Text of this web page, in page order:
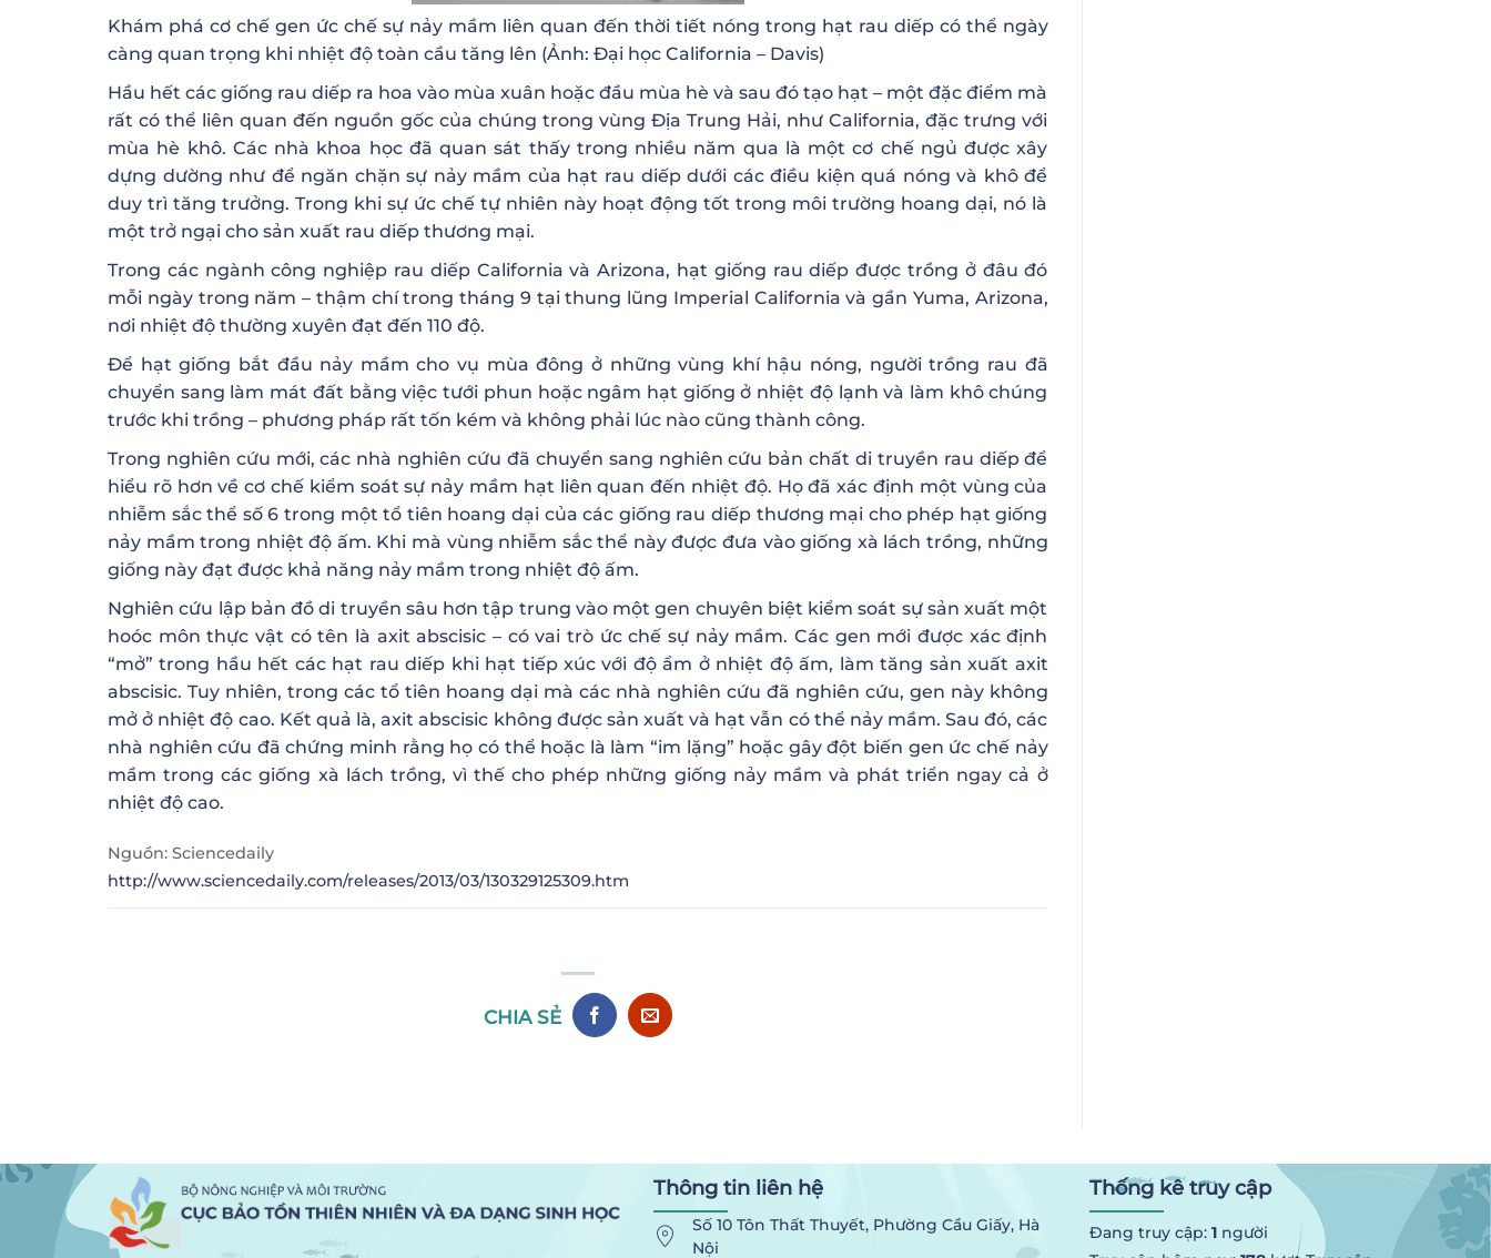
Khám phá cơ chế gen ức chế sự nảy mầm liên quan đến thời tiết nóng trong hạt rau diếp có thể ngày
càng quan trọng khi nhiệt độ toàn cầu tăng lên (Ảnh: Đại học California – Davis)
Hầu hết các giống rau diếp ra hoa vào mùa xuân hoặc đầu mùa hè và sau đó tạo hạt – một đặc điểm mà
rất có thể liên quan đến nguồn gốc của chúng trong vùng Địa Trung Hải, như California, đặc trưng với
mùa hè khô. Các nhà khoa học đã quan sát thấy trong nhiều năm qua là một cơ chế ngủ được xây
dựng dường như để ngăn chặn sự nảy mầm của hạt rau diếp dưới các điều kiện quá nóng và khô để
duy trì tăng trưởng. Trong khi sự ức chế tự nhiên này hoạt động tốt trong môi trường hoang dại, nó là
một trở ngại cho sản xuất rau diếp thương mại.
Trong các ngành công nghiệp rau diếp California và Arizona, hạt giống rau diếp được trồng ở đâu đó
mỗi ngày trong năm – thậm chí trong tháng 9 tại thung lũng Imperial California và gần Yuma, Arizona,
nơi nhiệt độ thường xuyên đạt đến 110 độ.
Để hạt giống bắt đầu nảy mầm cho vụ mùa đông ở những vùng khí hậu nóng, người trồng rau đã
chuyển sang làm mát đất bằng việc tưới phun hoặc ngâm hạt giống ở nhiệt độ lạnh và làm khô chúng
trước khi trồng – phương pháp rất tốn kém và không phải lúc nào cũng thành công.
Trong nghiên cứu mới, các nhà nghiên cứu đã chuyển sang nghiên cứu bản chất di truyền rau diếp để
hiểu rõ hơn về cơ chế kiểm soát sự nảy mầm hạt liên quan đến nhiệt độ. Họ đã xác định một vùng của
nhiễm sắc thể số 6 trong một tổ tiên hoang dại của các giống rau diếp thương mại cho phép hạt giống
nảy mầm trong nhiệt độ ấm. Khi mà vùng nhiễm sắc thể này được đưa vào giống xà lách trồng, những
giống này đạt được khả năng nảy mầm trong nhiệt độ ấm.
Nghiên cứu lập bản đồ di truyền sâu hơn tập trung vào một gen chuyên biệt kiểm soát sự sản xuất một
hoóc môn thực vật có tên là axit abscisic – có vai trò ức chế sự nảy mầm. Các gen mới được xác định
“mở” trong hầu hết các hạt rau diếp khi hạt tiếp xúc với độ ẩm ở nhiệt độ ấm, làm tăng sản xuất axit
abscisic. Tuy nhiên, trong các tổ tiên hoang dại mà các nhà nghiên cứu đã nghiên cứu, gen này không
mở ở nhiệt độ cao. Kết quả là, axit abscisic không được sản xuất và hạt vẫn có thể nảy mầm. Sau đó, các
nhà nghiên cứu đã chứng minh rằng họ có thể hoặc là làm “im lặng” hoặc gây đột biến gen ức chế nảy
mầm trong các giống xà lách trồng, vì thế cho phép những giống nảy mầm và phát triển ngay cả ở
nhiệt độ cao.
Nguồn: Sciencedaily
http://www.sciencedaily.com/releases/2013/03/130329125309.htm
CHIA SẺ
Thông tin liên hệ
Số 10 Tôn Thất Thuyết, Phường Cầu Giấy, Hà
Nội
Thống kê truy cập
Đang truy cập: 1người